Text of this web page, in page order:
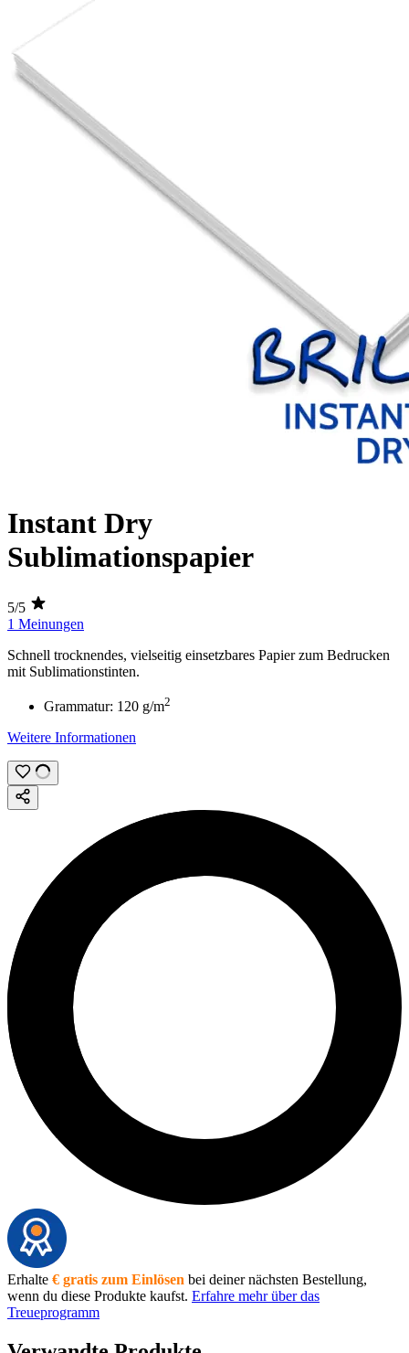
Instant Dry
Sublimationspapier
5/5
1 Meinungen
Schnell trocknendes, vielseitig einsetzbares Papier zum Bedrucken
mit Sublimationstinten.
Grammatur: 120 g/m2
Weitere Informationen
Erhalte € gratis zum Einlösen bei deiner nächsten Bestellung,
wenn du diese Produkte kaufst. Erfahre mehr über das
Treueprogramm